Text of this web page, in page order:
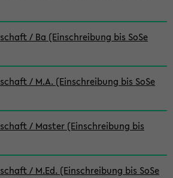
/ Ba (Einschreibung bis SoSe
/ M.A. (Einschreibung bis SoSe
/ Master (Einschreibung bis
/ M.Ed. (Einschreibung bis SoSe